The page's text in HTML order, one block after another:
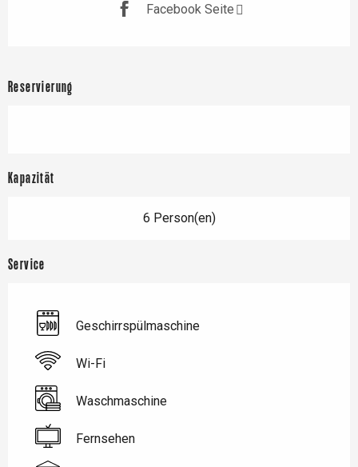
Facebook Seite
Reservierung
Kapazität
6 Person(en)
Service
Geschirrspülmaschine
Wi-Fi
Waschmaschine
Fernsehen